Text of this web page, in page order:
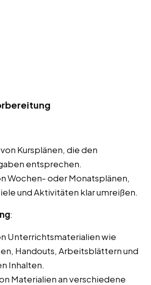
Kursplänen, die den
entsprechen.
Wochen- oder Monatsplänen,
und Aktivitäten klar umreißen.
:
Unterrichtsmaterialien wie
Handouts, Arbeitsblättern und
Inhalten.
Materialien an verschiedene